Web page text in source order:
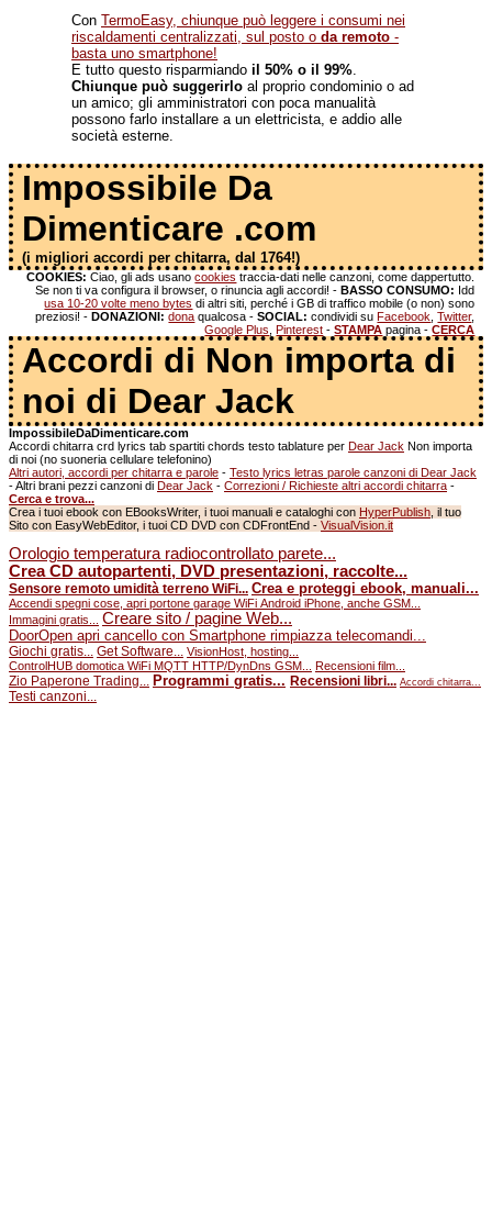
Con TermoEasy, chiunque può leggere i consumi nei
riscaldamenti centralizzati, sul posto o da remoto -
basta uno smartphone!
E tutto questo risparmiando il 50% o il 99%.
Chiunque può suggerirlo al proprio condominio o ad
un amico; gli amministratori con poca manualità
possono farlo installare a un elettricista, e addio alle
società esterne.
Impossibile Da
Dimenticare .com
(i migliori accordi per chitarra, dal 1764!)
COOKIES: Ciao, gli ads usanocookies traccia-dati nelle canzoni, come dappertutto.
Se non ti va configura il browser, o rinuncia agli accordi! -BASSO CONSUMO: Idd
usa 10-20 volte meno bytes di altri siti, perché i GB di traffico mobile (o non) sono
preziosi! -DONAZIONI: dona qualcosa -SOCIAL: condividi suFacebook ,Twitter,
Google Plus ,Pinterest -STAMPA pagina -CERCA
Accordi di Non importa di
noi di Dear Jack
ImpossibileDaDimenticare.com
Accordi chitarra crd lyrics tab spartiti chords testo tablature per Dear Jack Non importa
di noi (no suoneria cellulare telefonino)
Altri autori, accordi per chitarra e parole - Testo lyrics letras parole canzoni di Dear Jack
- Altri brani pezzi canzoni di Dear Jack - Correzioni / Richieste altri accordi chitarra -
Cerca e trova...
Crea i tuoi ebook con EBooksWriter, i tuoi manuali e cataloghi con HyperPublish , il tuo
Sito con EasyWebEditor, i tuoi CD DVD con CDFrontEnd - VisualVision.it
Orologio temperatura radiocontrollato parete...
Crea CD autopartenti, DVD presentazioni, raccolte...
Sensore remoto umidità terreno WiFi... Crea e proteggi ebook, manuali...
Accendi spegni cose, apri portone garage WiFi Android iPhone, anche GSM...
Immagini gratis...
Creare sito / pagine Web...
DoorOpen apri cancello con Smartphone rimpiazza telecomandi...
Giochi gratis... Get Software... VisionHost, hosting...
ControlHUB domotica WiFi MQTT HTTP/DynDns GSM...
Recensioni film...
Zio Paperone Trading... Programmi gratis... Recensioni libri... Accordi chitarra...
Testi canzoni...